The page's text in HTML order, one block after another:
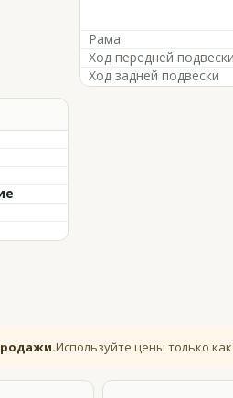
Рама
Ход передней подвески
Ход задней подвески
Используйте цены только